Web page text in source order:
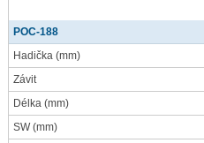
POC-188
Hadička (mm)
Závit
Délka (mm)
SW(mm)